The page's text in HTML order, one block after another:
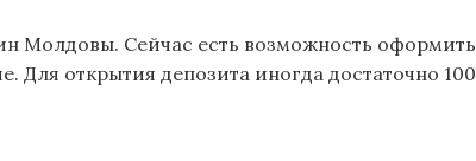
Молдовы. Сейчас есть возможность оформить
Для открытия депозита иногда достаточно 100